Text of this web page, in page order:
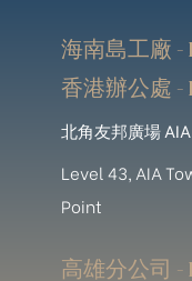
海南島工廠 -
香港辦公處
北角友邦廣場
Level 43, AIA
Point
高雄分公司 -